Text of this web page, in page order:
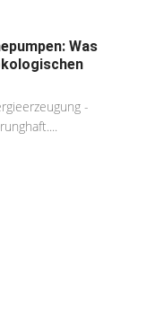
Was
-